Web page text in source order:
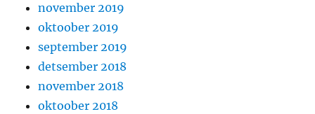
november 2019
oktoober 2019
september 2019
detsember 2018
november 2018
oktoober 2018